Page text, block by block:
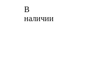
В
наличии